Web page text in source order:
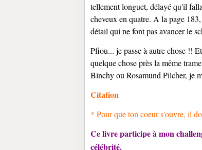
tellement longuet, délayé qu'il
cheveux en quatre. A la page
détail qui ne font pas avancer le
Pfiou... je passe à autre chose !!
quelque chose près la même
Binchy ou Rosamund Pilcher, je
Citation
* Pour que ton coeur s'ouvre, il
Ce livre participe à mon
célébrité.